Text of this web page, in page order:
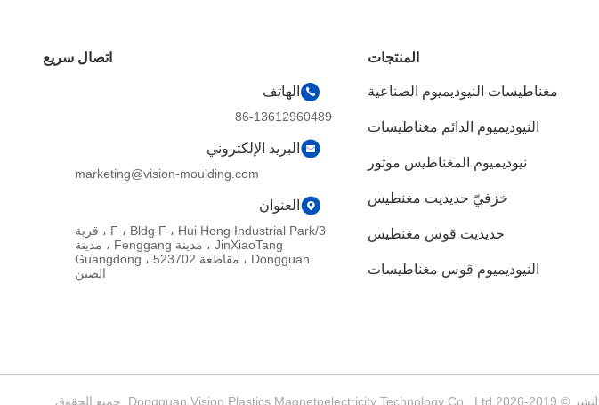
المنتجات
مغناطيسات النيوديميوم الصناعية
النيوديميوم الدائم مغناطيسات
نيوديميوم المغناطيس موتور
خزفيّ حديديت مغنطيس
حديديت قوس مغنطيس
النيوديميوم قوس مغناطيسات
اتصال سريع
الهاتف
86-13612960489
البريد الإلكتروني
marketing@vision-moulding.com
العنوان
3/F ، Bldg F ، Hui Hong Industrial Park ، قرية
JinXiaoTang ، مدينة Fenggang ، مدينة
Dongguan ، مقاطعة Guangdong ، 523702
الصين
الصين جودة جيدة مغناطيسات النيوديميوم الصناعية المورد. حقوق الطبع والنشر © 2019-2026 Dongguan Vision Plastics Magnetoelectricity Technology Co., Ltd. جميع الحقوق